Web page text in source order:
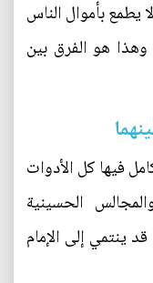
يطمع بأموال الناس
هو الفرق بين
فيها كل الأدوات
الحسينية
ينتمي إلى الإمام